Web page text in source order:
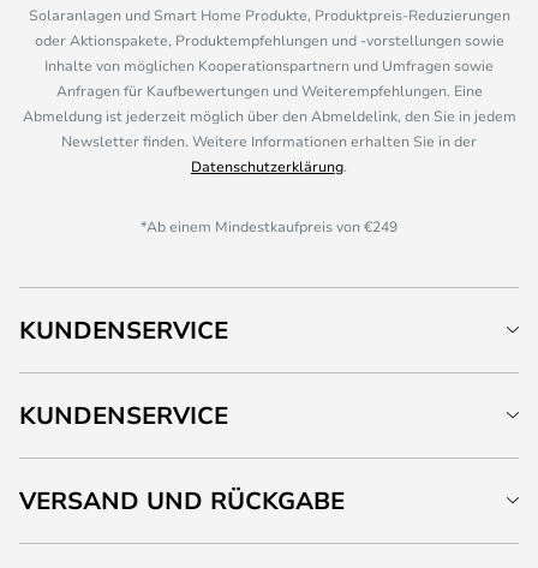
Solaranlagen und Smart Home Produkte, Produktpreis-Reduzierungen
oder Aktionspakete, Produktempfehlungen und -vorstellungen sowie
Inhalte von möglichen Kooperationspartnern und Umfragen sowie
Anfragen für Kaufbewertungen und Weiterempfehlungen. Eine
Abmeldung ist jederzeit möglich über den Abmeldelink, den Sie in jedem
Newsletter finden. Weitere Informationen erhalten Sie in der
Datenschutzerklärung.
*Ab einem Mindestkaufpreis von €249
KUNDENSERVICE
KUNDENSERVICE
VERSAND UND RÜCKGABE